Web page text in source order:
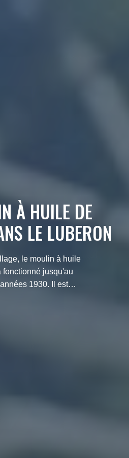
À HUILE DE
LE LUBERON
le moulin à huile
fonctionné jusqu'au
1930. Il est